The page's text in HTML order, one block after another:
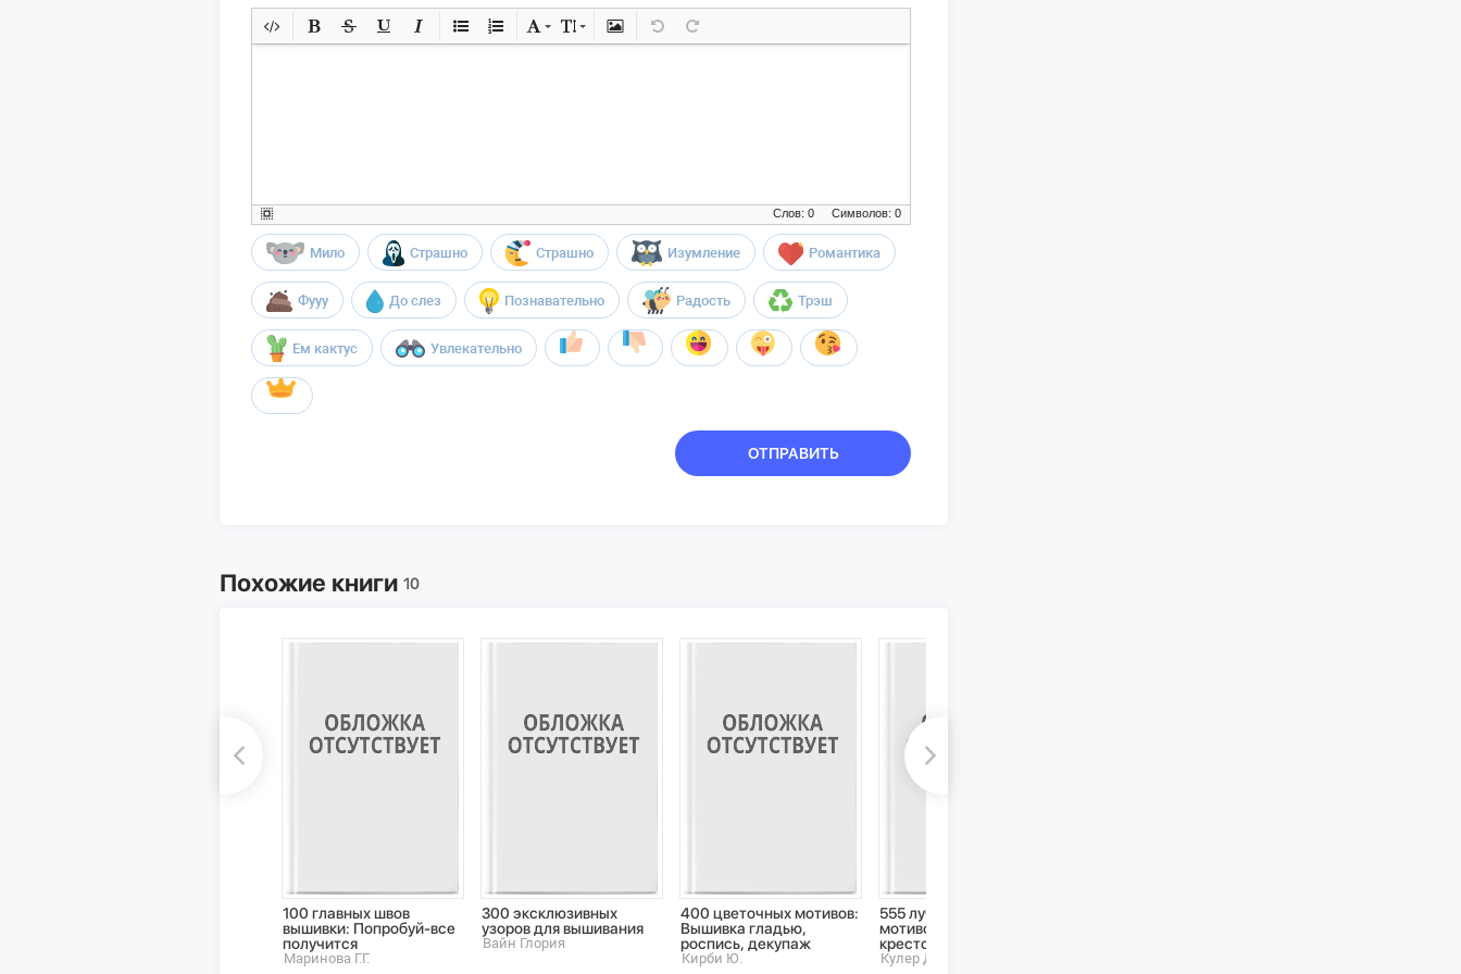
Символов: 0
Слов: 0
Мило Страшно Страшно Изумление Романтика
Фууу До слез Познавательно Радость Трэш
Ем кактус Увлекательно
ОТПРАВИТЬ
Похожие книги 10
100 главных швов
вышивки: Попробуй-все
получится
Маринова Г.Г.
300 эксклюзивных
узоров для вышивания
Вайн Глория
400 цветочных мотивов:
Вышивка гладью,
роспись, декупаж
Кирби Ю.
555 лучших узоров и
мотивов для вышивки
крестом
Кулер Донна